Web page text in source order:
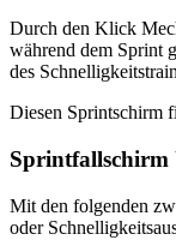
Durch den Klick
während dem Sprint
des
Diesen Sprintschirm
Sprintfallschirm
Mit den folgenden
oder